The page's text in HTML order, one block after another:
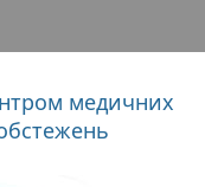
медичних